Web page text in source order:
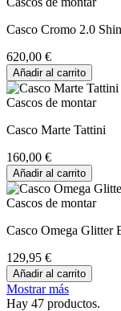
Casco Cromo 2.0
620,00 €
Añadir al carrito
Cascos de montar
Casco Marte Tattini
160,00 €
Añadir al carrito
Cascos de montar
Casco Omega Glitter
129,95 €
Añadir al carrito
Mostrar más
Hay 47 productos.